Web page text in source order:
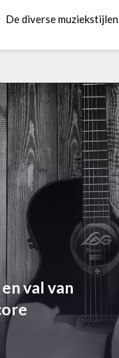
De diverse muziekstijlen
val van